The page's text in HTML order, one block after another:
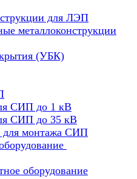
для ЛЭП
металлоконструкции
(УБК)
СИП до 1 кВ
СИП до 35 кВ
для монтажа СИП
оборудование